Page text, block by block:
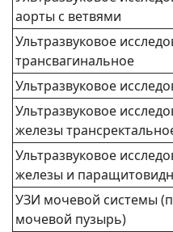
аорты с ветвями
Ультразвуковое
трансвагинальное
Ультразвуковое
Ультразвуковое
железы
Ультразвуковое
железы и
УЗИ мочевой системы
мочевой пузырь)